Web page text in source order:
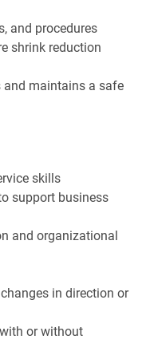
and procedures
shrink reduction
and maintains a safe
skills
support business
and organizational
in direction or
or without